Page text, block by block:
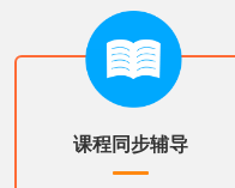
课程同步辅导